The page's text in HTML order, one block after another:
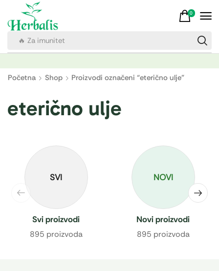
🔥 Za imunitet
0
Početna Shop Proizvodi označeni “eterično ulje”
eterično ulje
SVI
Svi proizvodi
895 proizvoda
NOVI
Novi proizvodi
895 proizvoda